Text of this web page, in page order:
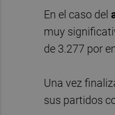
En el caso del
muy
de 3.277 por
Una vez
sus partidos